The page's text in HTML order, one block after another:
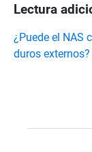
Lectura
¿Puede el NAS
duros externos?